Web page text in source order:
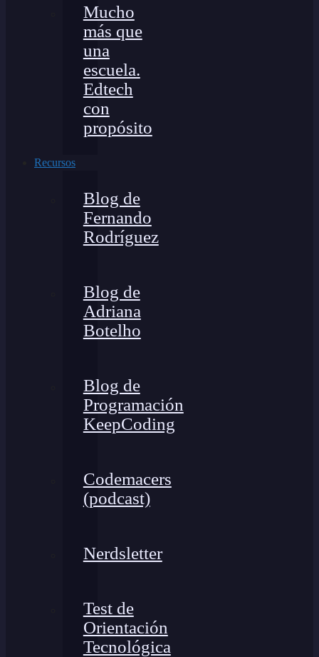
Mucho
más que
una
escuela.
Edtech
con
propósito
Recursos
Blog de
Fernando
Rodríguez
Blog de
Adriana
Botelho
Blog de
Programación
KeepCoding
Codemacers
(podcast)
Nerdsletter
Test de
Orientación
Tecnológica